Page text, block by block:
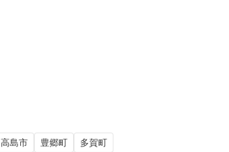
高島市 豊郷町 多賀町